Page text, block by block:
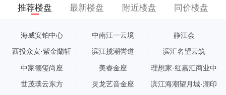
推荐楼盘 最新楼盘 附近楼盘 同价楼盘
海威安铂中心 中南江一云境 静江会
西投众安·紫金蘭轩 滨江揽潮誉道 滨汇名望云筑
中家德玺尚座 美睿金座
理想家·红嘉汇商业中
世茂璞云东方 灵龙艺音金座 滨江海潮望月城·潮印